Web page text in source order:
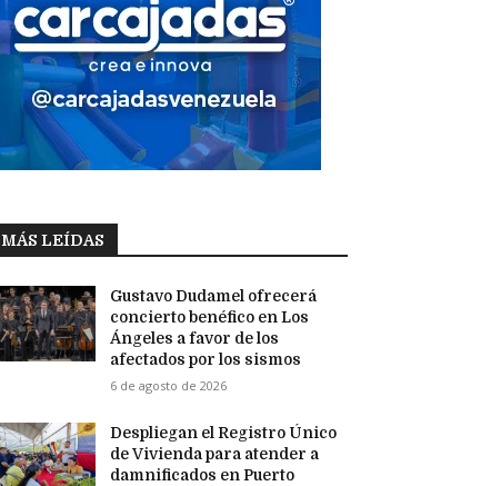
MÁS LEÍDAS
Gustavo Dudamel ofrecerá
concierto benéfico en Los
Ángeles a favor de los
afectados por los sismos
6 de agosto de 2026
Despliegan el Registro Único
de Vivienda para atender a
damnificados en Puerto